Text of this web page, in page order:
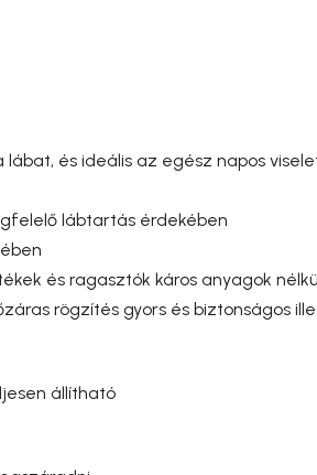
lábat, és ideális az egész napos
lábtartás érdekében
és ragasztók káros anyagok
rögzítés gyors és biztonságos
állítható